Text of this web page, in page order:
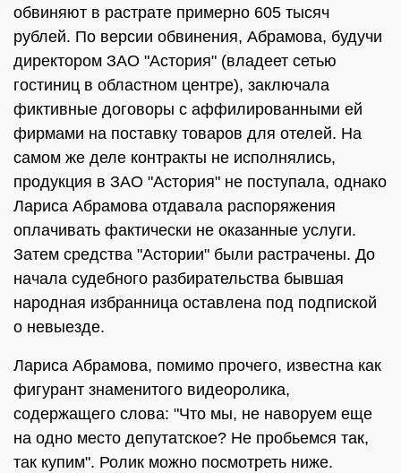
обвиняют в растрате примерно 605 тысяч
рублей. По версии обвинения, Абрамова, будучи
директором ЗАО "Астория" (владеет сетью
гостиниц в областном центре), заключала
фиктивные договоры с аффилированными ей
фирмами на поставку товаров для отелей. На
самом же деле контракты не исполнялись,
продукция в ЗАО "Астория" не поступала, однако
Лариса Абрамова отдавала распоряжения
оплачивать фактически не оказанные услуги.
Затем средства "Астории" были растрачены. До
начала судебного разбирательства бывшая
народная избранница оставлена под подпиской
о невыезде.
Лариса Абрамова, помимо прочего, известна как
фигурант знаменитого видеоролика,
содержащего слова: "Что мы, не наворуем еще
на одно место депутатское? Не пробьемся так,
так купим". Ролик можно посмотреть ниже.